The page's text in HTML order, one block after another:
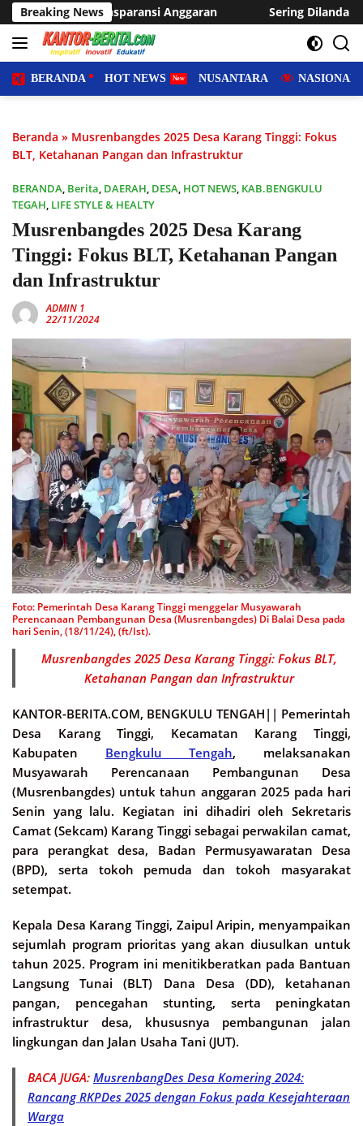
Langsung
ke
konten
Breaking News
Anggaran Sering Dilanda Genangan, Desa Sukaraja
BERANDA HOT NEWS NUSANTARA NASIONAL
Beranda » Musrenbangdes 2025 Desa Karang Tinggi: Fokus
BLT, Ketahanan Pangan dan Infrastruktur
BERANDA, Berita, DAERAH, DESA, HOT NEWS, KAB.BENGKULU
TEGAH, LIFE STYLE & HEALTY
Musrenbangdes 2025 Desa Karang
Tinggi: Fokus BLT, Ketahanan Pangan
dan Infrastruktur
ADMIN 1
22/11/2024
Foto: Pemerintah Desa Karang Tinggi menggelar Musyawarah
Perencanaan Pembangunan Desa (Musrenbangdes) Di Balai Desa pada
hari Senin, (18/11/24), (ft/Ist).
Musrenbangdes 2025 Desa Karang Tinggi: Fokus BLT,
Ketahanan Pangan dan Infrastruktur
KANTOR-BERITA.COM, BENGKULU TENGAH|| Pemerintah
Desa Karang Tinggi, Kecamatan Karang Tinggi,
Kabupaten Bengkulu Tengah, melaksanakan
Musyawarah Perencanaan Pembangunan Desa
(Musrenbangdes) untuk tahun anggaran 2025 pada hari
Senin yang lalu. Kegiatan ini dihadiri oleh Sekretaris
Camat (Sekcam) Karang Tinggi sebagai perwakilan camat,
para perangkat desa, Badan Permusyawaratan Desa
(BPD), serta tokoh pemuda dan tokoh masyarakat
setempat.
Kepala Desa Karang Tinggi, Zaipul Aripin, menyampaikan
sejumlah program prioritas yang akan diusulkan untuk
tahun 2025. Program ini menitikberatkan pada Bantuan
Langsung Tunai (BLT) Dana Desa (DD), ketahanan
pangan, pencegahan stunting, serta peningkatan
infrastruktur desa, khususnya pembangunan jalan
lingkungan dan Jalan Usaha Tani (JUT).
BACA JUGA: MusrenbangDes Desa Komering 2024:
Rancang RKPDes 2025 dengan Fokus pada Kesejahteraan
Warga